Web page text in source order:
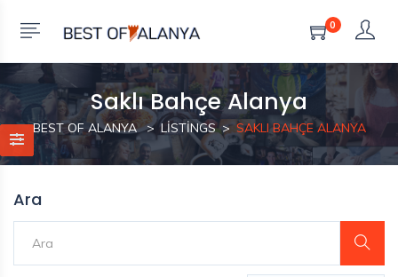
0
Saklı Bahçe Alanya
BEST OF ALANYA LISTINGS SAKLI BAHÇE ALANYA
Ara